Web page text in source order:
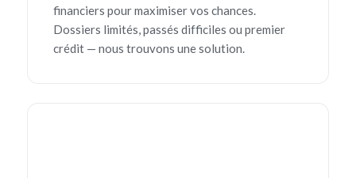
financiers pour maximiser vos chances.
Dossiers limités, passés difficiles ou premier
crédit — nous trouvons une solution.